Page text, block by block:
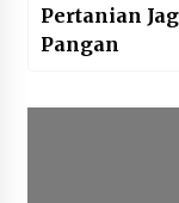
Pertanian
Pangan